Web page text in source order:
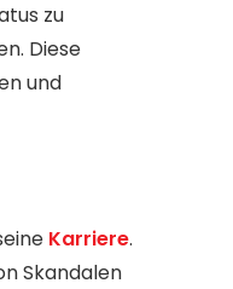
zu
Diese
und
Karriere.
Skandalen